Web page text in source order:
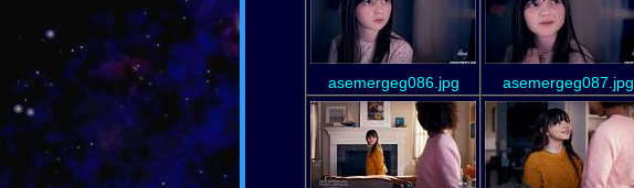
asemergeg086.jpg asemergeg087.jpg